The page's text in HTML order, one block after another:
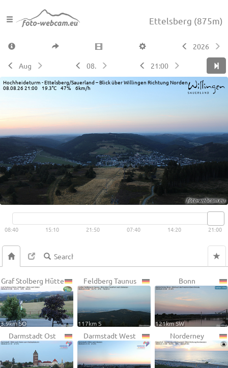
Ettelsberg (875m)
2026
Aug 08. 21:00
Hochheideturm - Ettelsberg/Sauerland – Blick über Willingen Richtung Norden
08.08.26 21:00 19.3°C 47% 6km/h
Live video available → View
08:40 15:10 21:50 07:40 14:20 21:00
Graf Stolberg Hütte
3.9km SO
Feldberg Taunus
117km S
Bonn
121km SW
Darmstadt Ost Darmstadt West Norderney